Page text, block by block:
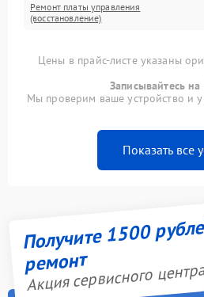
Ремонт платы управления
(восстановление)
Цены в прайс-листе указаны
Записывайтесь
Мы проверим ваше устройство и
Показать все
Получите 1500
ремонт
Акция сервисного